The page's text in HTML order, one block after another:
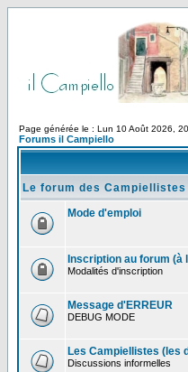
Page générée le : Lun 10 Août 2026,
Forums il Campiello
Le forum des Campiellistes
Mode d'emploi
Inscription au forum
Modalités d'inscription
Message d'ERREUR
DEBUG MODE
Les Campiellistes (les
Discussions informelles